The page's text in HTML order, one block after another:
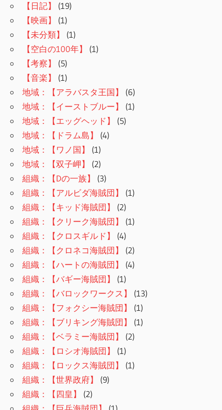
【日記】
(19)
【映画】
(1)
【未分類】
(1)
【空白の100年】
(1)
【考察】
(5)
【音楽】
(1)
地域：【アラバスタ王国】
(6)
地域：【イーストブルー】
(1)
地域：【エッグヘッド】
(5)
地域：【ドラム島】
(4)
地域：【ワノ国】
(1)
地域：【双子岬】
(2)
組織：【Dの一族】
(3)
組織：【アルビダ海賊団】
(1)
組織：【キッド海賊団】
(2)
組織：【クリーク海賊団】
(1)
組織：【クロスギルド】
(4)
組織：【クロネコ海賊団】
(2)
組織：【ハートの海賊団】
(4)
組織：【バギー海賊団】
(1)
組織：【バロックワークス】
(13)
組織：【フォクシー海賊団】
(1)
組織：【ブリキング海賊団】
(1)
組織：【ベラミー海賊団】
(2)
組織：【ロシオ海賊団】
(1)
組織：【ロックス海賊団】
(1)
組織：【世界政府】
(9)
組織：【四皇】
(2)